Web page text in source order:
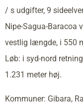
/ s udgifter, 9
Nipe-Sagua-Baracoa
vestlig længde, i 550
Løb: i syd-nord
1.231 meter høj.
Kommuner: Gibara,